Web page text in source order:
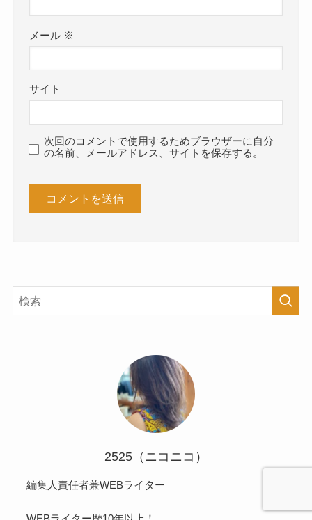
メール ※
サイト
次回のコメントで使用するためブラウザーに自分
の名前、メールアドレス、サイトを保存する。
2525（ニコニコ）
編集人責任者兼WEBライター